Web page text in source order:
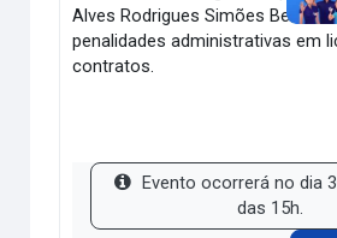
Alves Rodrigues Simões
penalidades administrativas em
contratos.
Evento ocorrerá no dia
das 15h.